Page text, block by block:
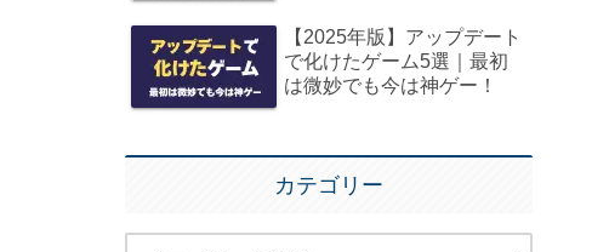
【2025年版】アップデート
で化けたゲーム5選｜最初
は微妙でも今は神ゲー！
カテゴリー